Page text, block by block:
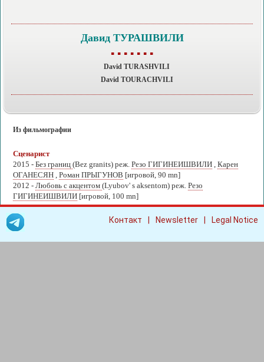
Давид ТУРАШВИЛИ
▪ ▪ ▪ ▪ ▪ ▪ ▪
David TURASHVILI
David TOURACHVILI
Из фильмографии
Сценарист
2015 - Без границ (Bez granits) реж. Резо ГИГИНЕИШВИЛИ , Карен
ОГАНЕСЯН , Роман ПРЫГУНОВ [игровой, 90 mn]
2012 - Любовь с акцентом (Lyubov' s aksentom) реж. Резо
ГИГИНЕИШВИЛИ [игровой, 100 mn]
Контакт Newsletter Legal Notice